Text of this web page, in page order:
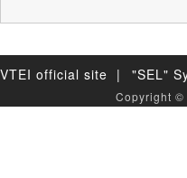
VTEI official site | "SEL"
Copyright ©